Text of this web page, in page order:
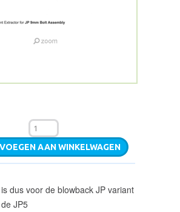
AAN WINKELWAGEN
dus voor de blowback JP variant
JP5